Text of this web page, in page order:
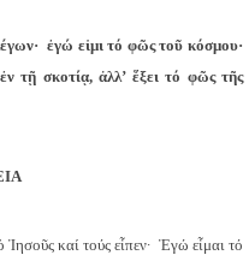
ἐγώ εἰμι τό φῶς τοῦ κόσμου·
τῇ σκοτίᾳ, ἀλλ’ ἕξει τό φῶς τῆς
καί τούς εἶπεν· Ἐγώ εἶμαι τό